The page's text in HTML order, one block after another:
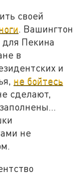
своей
. Вашингтон
для Пекина
в
и
не бойтесь
сделают,
не